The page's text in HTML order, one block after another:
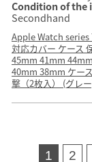
Condition of the
Secondhand
Apple Watch
対応カバー ケース
45mm 41mm
40mm 38mm ケー
撃（2枚入） (グレ
1 2